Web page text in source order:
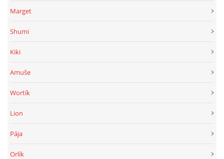
Marget
Shumi
Kiki
Amuše
Wortík
Lion
Pája
Orlík